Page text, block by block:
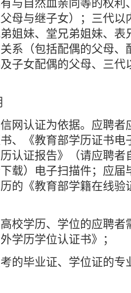
与自然血亲同等的权利
母与继子女）；三代以
姐妹、堂兄弟姐妹、表
系（包括配偶的父母、
子女配偶的父母、三代
网认证为依据。应聘者
、《教育部学历证书电
历认证报告》（请应聘
载）电子扫描件；应届
的《教育部学籍在线验
校学历、学位的应聘者
学历学位认证书》；
的毕业证、学位证的专